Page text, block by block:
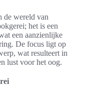
de wereld van
het is een
een aanzienlijke
De focus ligt op
wat resulteert in
lust voor het oog.